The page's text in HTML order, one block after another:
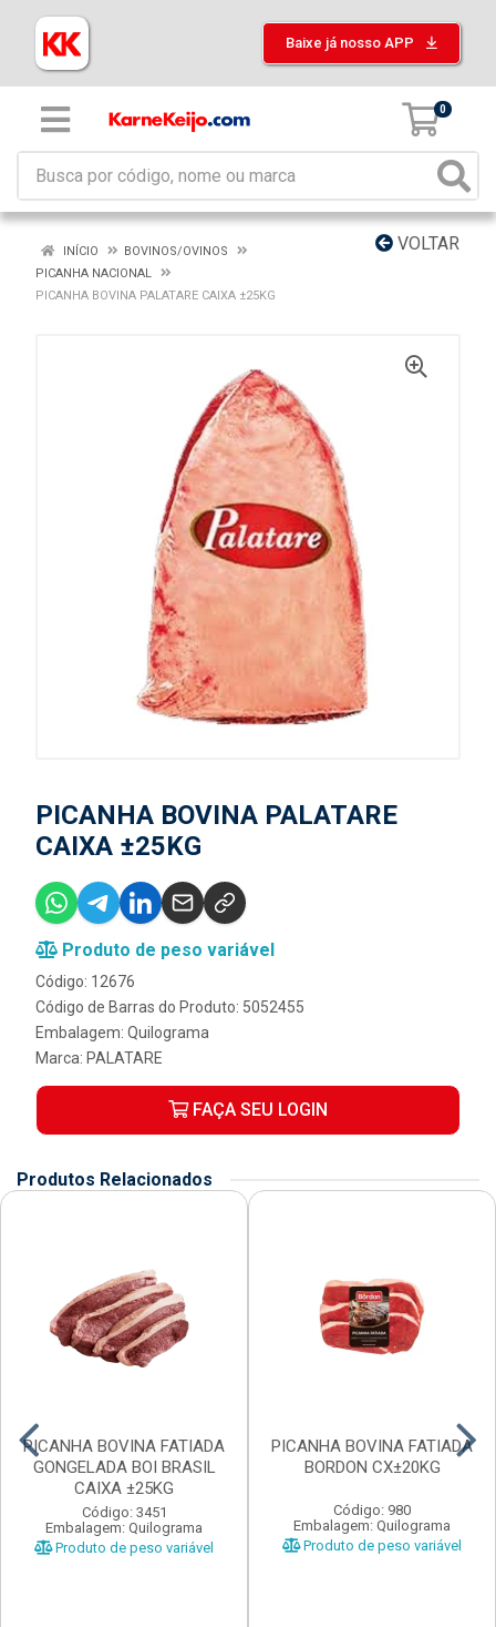
Baixe já nosso APP
0
VOLTAR
INÍCIO
BOVINOS/OVINOS
PICANHA NACIONAL
PICANHA BOVINA PALATARE CAIXA ±25KG
PICANHA BOVINA PALATARE
CAIXA ±25KG
Produto de peso variável
Código: 12676
Código de Barras do Produto: 5052455
Embalagem: Quilograma
Marca: PALATARE
FAÇA SEU LOGIN
Produtos Relacionados
PICANHA BOVINA FATIADA
GONGELADA BOI BRASIL
CAIXA ±25KG
Código: 3451
Embalagem: Quilograma
Produto de peso variável
PICANHA BOVINA FATIADA
BORDON CX±20KG
Código: 980
Embalagem: Quilograma
Produto de peso variável